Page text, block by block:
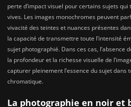
perte d’impact visuel pour certains sujets
vives. Les images monochromes peuvent
vivacité des teintes et nuances présentes
la capacité de transmettre toute l’intensité
sujet photographié. Dans ces cas, l’absence
la profondeur et la richesse visuelle de
capturer pleinement l’essence du sujet dans
chromatique.
La photographie en noir et